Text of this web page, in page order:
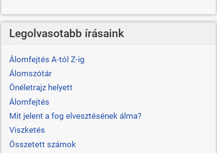
Legolvasotabb írásaink
Álomfejtés A-tól Z-ig
Álomszótár
Önéletrajz helyett
Álomfejtés
Mit jelent a fog elvesztésének álma?
Viszketés
Összetett számok